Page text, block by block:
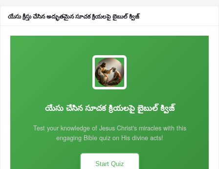
యేసు క్రీస్తు చేసిన అద్భుతమైన సూచక క్రియలపై బైబుల్ క్విజ్
యేసు చేసిన సూచక క్రియలపై బైబుల్ క్విజ్
Test your knowledge of Jesus Christ's miracles with this
engaging Bible quiz on His divine acts!
Start Quiz